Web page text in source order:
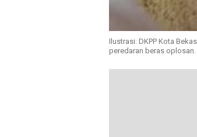
Ilustrasi: DKPP Kota
peredaran beras